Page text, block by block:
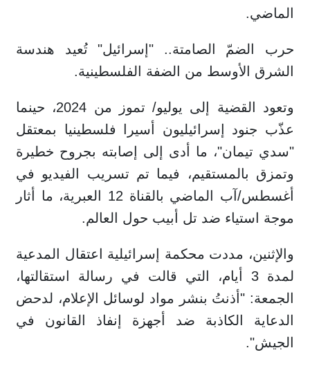
الماضي.
حرب الضمّ الصامتة.. "إسرائيل" تُعيد هندسة
الشرق الأوسط من الضفة الفلسطينية.
وتعود القضية إلى يوليو/ تموز من 2024، حينما
عذّب جنود إسرائيليون أسيرا فلسطينيا بمعتقل
"سدي تيمان"، ما أدى إلى إصابته بجروح خطيرة
وتمزق بالمستقيم، فيما تم تسريب الفيديو في
أغسطس/آب الماضي بالقناة 12 العبرية، ما أثار
موجة استياء ضد تل أبيب حول العالم.
والإثنين، مددت محكمة إسرائيلية اعتقال المدعية
لمدة 3 أيام، التي قالت في رسالة استقالتها،
الجمعة: "أذنتُ بنشر مواد لوسائل الإعلام، لدحض
الدعاية الكاذبة ضد أجهزة إنفاذ القانون في
الجيش".